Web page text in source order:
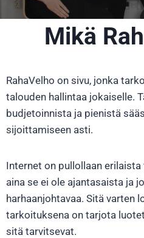
Mikä
RahaVelho on sivu, jonka
talouden hallintaa jokaiselle.
budjetoinnista ja pienistä
sijoittamiseen asti.
Internet on pullollaan
aina se ei ole ajantasaista ja
harhaanjohtavaa. Sitä varten
tarkoituksena on tarjota
sitä tarvitsevat.